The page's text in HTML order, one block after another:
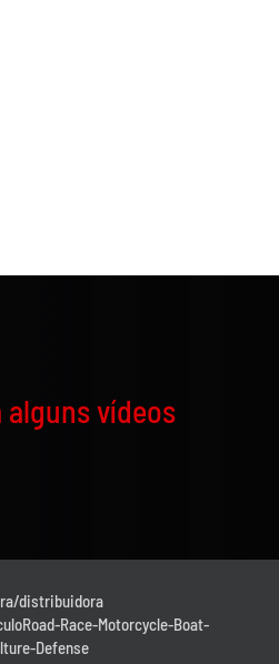
alguns vídeos
distribuidora
Race-Motorcycle-Boat-
Defense